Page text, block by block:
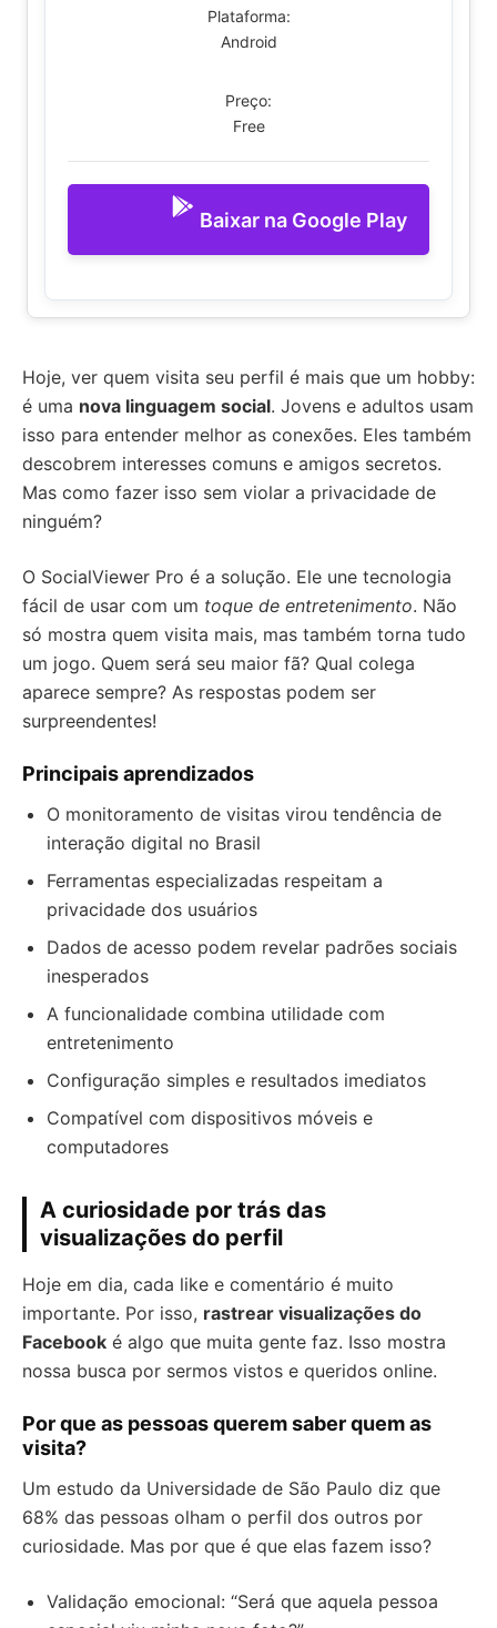
Plataforma:
Android
Preço:
Free
Baixar na Google Play
Hoje, ver quem visita seu perfil é mais que um hobby:
é uma nova linguagem social. Jovens e adultos usam
isso para entender melhor as conexões. Eles também
descobrem interesses comuns e amigos secretos.
Mas como fazer isso sem violar a privacidade de
ninguém?
O SocialViewer Pro é a solução. Ele une tecnologia
fácil de usar com um toque de entretenimento. Não
só mostra quem visita mais, mas também torna tudo
um jogo. Quem será seu maior fã? Qual colega
aparece sempre? As respostas podem ser
surpreendentes!
Principais aprendizados
O monitoramento de visitas virou tendência de
interação digital no Brasil
Ferramentas especializadas respeitam a
privacidade dos usuários
Dados de acesso podem revelar padrões sociais
inesperados
A funcionalidade combina utilidade com
entretenimento
Configuração simples e resultados imediatos
Compatível com dispositivos móveis e
computadores
A curiosidade por trás das
visualizações do perfil
Hoje em dia, cada like e comentário é muito
importante. Por isso, rastrear visualizações do
Facebook é algo que muita gente faz. Isso mostra
nossa busca por sermos vistos e queridos online.
Por que as pessoas querem saber quem as
visita?
Um estudo da Universidade de São Paulo diz que
68% das pessoas olham o perfil dos outros por
curiosidade. Mas por que é que elas fazem isso?
Validação emocional: “Será que aquela pessoa